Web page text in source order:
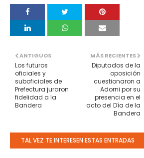
MÁS RECIENTES
Diputados de la
oposición
cuestionaron a
Adorni por su
presencia en el
acto del Día de la
Bandera
ANTIGUOS
Los futuros
oficiales y
suboficiales de
Prefectura juraron
fidelidad a la
Bandera
TAL VEZ TE INTERESEN ESTAS ENTRADAS